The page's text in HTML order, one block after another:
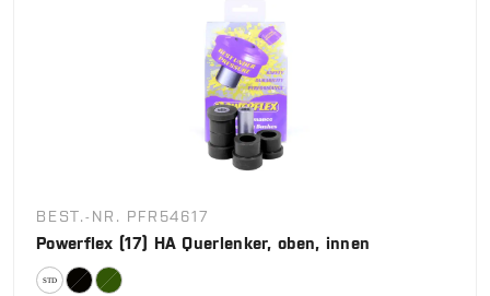
BEST.-NR. PFR54617
Powerflex (17) HA Querlenker, oben, innen